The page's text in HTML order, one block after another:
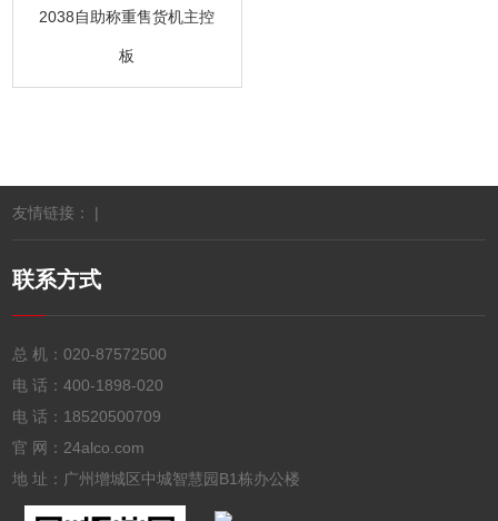
2038自助称重售货机主控
板
友情链接： |
联系方式
总 机：020-87572500
电 话：400-1898-020
电 话： 18520500709
官 网：24alco.com
地 址：广州增城区中城智慧园B1栋办公楼